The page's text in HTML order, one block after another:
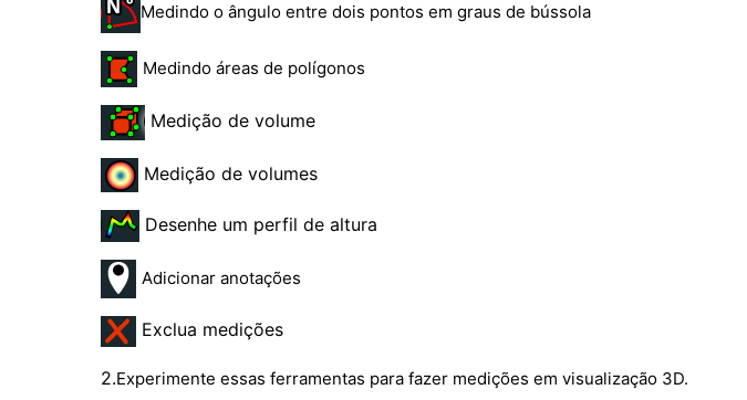
Medindo o ângulo entre dois pontos em graus de bússola
Medindo áreas de polígonos
Medição de volume
Medição de volumes
Desenhe um perfil de altura
Adicionar anotações
Exclua medições
2.Experimente essas ferramentas para fazer medições em visualização 3D.